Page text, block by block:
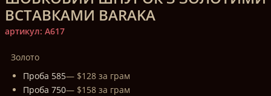
ВСТАВКАМИ BARAKA
артикул: A617
Золото
Проба 585— $128 за грам
Проба 750— $158 за грам